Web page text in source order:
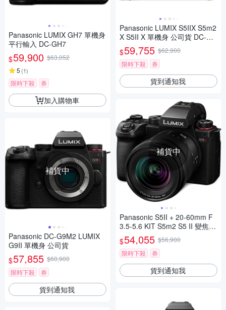
Panasonic LUMIX GH7 單機身
平行輸入 DC-GH7
$59,900 $63,052
5 (1)
限時下殺 券
加入購物車
補貨中
Panasonic DC-G9M2 LUMIX
G9II 單機身 公司貨
$57,855 $60,900
限時下殺
券
貨到通知我
Panasonic LUMIX S5IIX S5m2
X S5II X 單機身 公司貨 DC-S5
M2X
$59,755 $62,900
限時下殺
券
貨到通知我
補貨中
Panasonic S5II + 20-60mm F
3.5-5.6 KIT S5m2 S5 II 變焦鏡
組 公司貨
$54,055 $56,900
限時下殺
券
貨到通知我